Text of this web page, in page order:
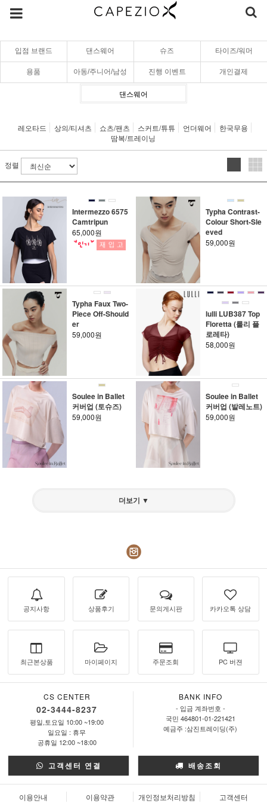
입점 브랜드 댄스웨어 슈즈 타이즈/워머
용품 아동/주니어/남성 진행 이벤트 개인결제
댄스웨어
레오타드 상의/티셔츠 쇼츠/팬츠 스커트/튜튜 언더웨어
한국무용
땀복/트레이닝
정렬
Intermezzo 6575
Camtripun
65,000원
Typha Contrast-
Colour Short-Sle
eved
59,000원
Typha Faux Two-
Piece Off-Should
er
59,000원
lulli LUB387 Top
Floretta (룰리 플
로레타)
58,000원
Soulee in Ballet
커버업 (토슈즈)
59,000원
Soulee in Ballet
커버업 (발레노트)
59,000원
더보기 ▼
공지사항 상품후기 문의게시판 카카오톡 상담
최근본상품 마이페이지 주문조회 PC 버젼
CS CENTER
02-3444-8237
평일,토요일 10:00 ~19:00
일요일 : 휴무
공휴일 12:00 ~18:00
BANK INFO
- 입금 계좌번호 -
국민 464801-01-221421
예금주 :삼진트레이딩(주)
고객센터 연결 배송조회
이용안내 이용약관 개인정보처리방침 고객센터